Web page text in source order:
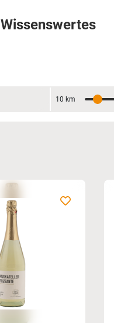
Wissenswertes
Entfernung
10 km